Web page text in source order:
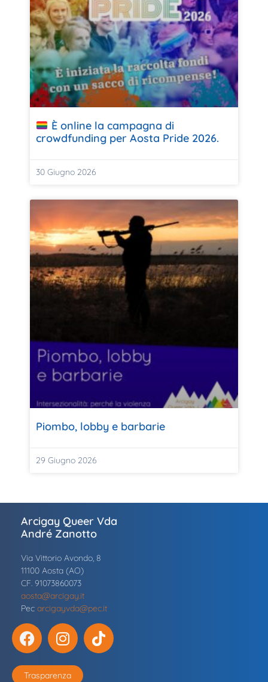
È online la campagna di
crowdfunding per Aosta Pride 2026.
30 Giugno 2026
Piombo, lobby e barbarie
29 Giugno 2026
Arcigay Queer Vda
André Zanotto
Via Vittorio Avondo, 8
11100 Aosta (AO)
CF. 91073860073
aosta@arcigay.it
Pec arcigayvda@pec.it
Trasparenza